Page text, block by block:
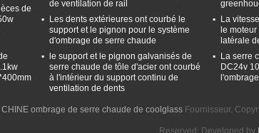
de
de ventilation de rail
Les dents extérieures ont courbé le
support et le pignon pour le système
d'ombrage de serre chaude
le support et le pignon galvanisés de
serre chaude de tôle d'acier ont courbé
à l'intérieur du support continu de
ventilation de dents
La
le
latérale
La serre
DC24v
CHINE ombrage de serre chaude de coolglassFournisseur.
Reserved. Developed by